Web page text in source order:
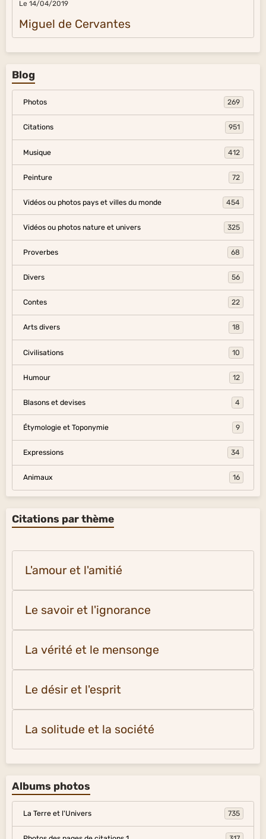
Le 14/04/2019
Miguel de Cervantes
Blog
Photos 269
Citations 951
Musique 412
Peinture 72
Vidéos ou photos pays et villes du monde 454
Vidéos ou photos nature et univers 325
Proverbes 68
Divers 56
Contes 22
Arts divers 18
Civilisations 10
Humour 12
Blasons et devises 4
Étymologie et Toponymie 9
Expressions 34
Animaux 16
Citations par thème
L'amour et l'amitié
Le savoir et l'ignorance
La vérité et le mensonge
Le désir et l'esprit
La solitude et la société
Albums photos
La Terre et l'Univers 735